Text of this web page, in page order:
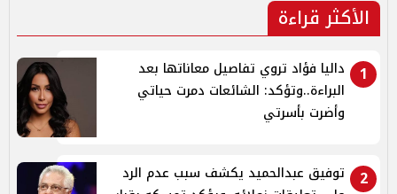
الأكثر قراءة
1
داليا فؤاد تروي تفاصيل معاناتها بعد
البراءة..وتؤكد: الشائعات دمرت حياتي
وأضرت بأسرتي
2
توفيق عبدالحميد يكشف سبب عدم الرد